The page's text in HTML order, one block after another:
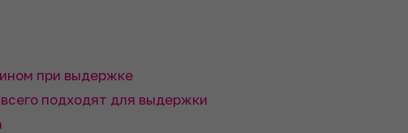
при выдержке
подходят для выдержки